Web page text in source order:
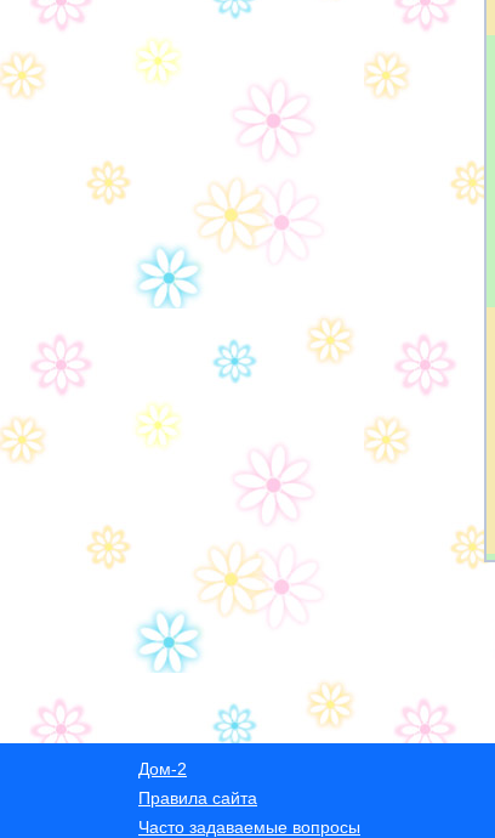
Дом-2
Правила сайта
Часто задаваемые вопросы